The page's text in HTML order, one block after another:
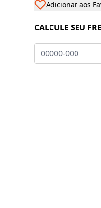
Adicionar aos
CALCULE SEU